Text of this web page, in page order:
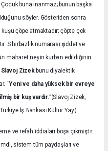
buna inanmaz; bunun başka
söyler. Gösteriden sonra
çöpe atmaktadır; çöpte çok
Sihirbazlık numarası şiddet ve
maharet neyin kurban edildiğinin
Slavoj Zizekbunu diyalektik
“Yeni ve daha yüksek bir evreye
bir kuş vardır.”(Slavoj Zizek,
İş Bankası Kültür Yay.)
ve refah iddiaları boşa çıkmıştır
sistem tüm paydaşları ve